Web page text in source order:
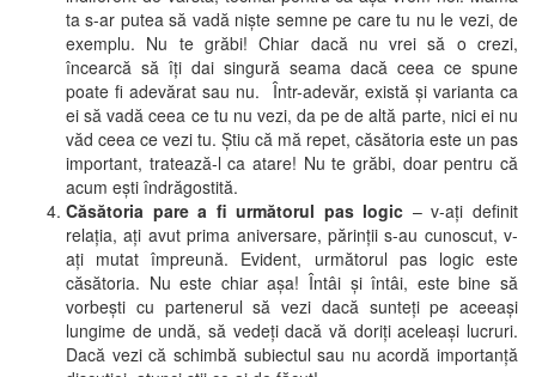
ta s-ar putea să vadă niște semne pe care tu nu le vezi, de
exemplu. Nu te grăbi! Chiar dacă nu vrei să o crezi,
încearcă să îți dai singură seama dacă ceea ce spune
poate fi adevărat sau nu. Într-adevăr, există și varianta ca
ei să vadă ceea ce tu nu vezi, da pe de altă parte, nici ei nu
văd ceea ce vezi tu. Știu că mă repet, căsătoria este un pas
important, tratează-l ca atare! Nu te grăbi, doar pentru că
acum ești îndrăgostită.
Căsătoria pare a fi următorul pas logic – v-ați definit
relația, ați avut prima aniversare, părinții s-au cunoscut, v-
ați mutat împreună. Evident, următorul pas logic este
căsătoria. Nu este chiar așa! Întâi și întâi, este bine să
vorbești cu partenerul să vezi dacă sunteți pe aceeași
lungime de undă, să vedeți dacă vă doriți aceleași lucruri.
Dacă vezi că schimbă subiectul sau nu acordă importanță